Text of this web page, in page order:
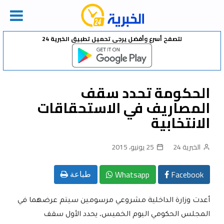
Skip
لتصفح أسرع وأفضل يرجى تحميل تطبيق الخبرية 24
الحكومة تحدد سقف
المصاريف في الاستحقاقات
الانتخابية
الخبرية 24 25 يونيو، 2015
Facebook
Whatsapp طباعة
أعدت وزارة الداخلية مشروعي مرسومين سيتم عرضهما في
المجلس الحكومي اليوم الخميس، يحدد الأول سقف